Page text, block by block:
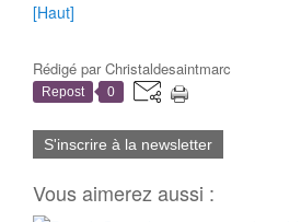
[Haut]
Rédigé parChristaldesaintmarc
Repost 0
S'inscrire à la newsletter
Vous aimerez aussi :